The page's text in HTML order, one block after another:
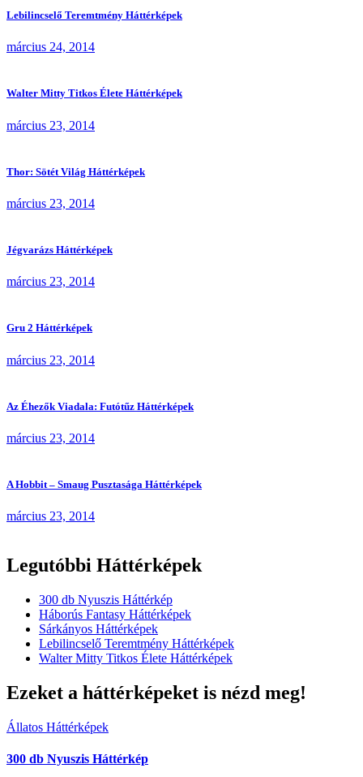
Lebilincselő Teremtmény Háttérképek
március 24, 2014
Walter Mitty Titkos Élete Háttérképek
március 23, 2014
Thor: Sötét Világ Háttérképek
március 23, 2014
Jégvarázs Háttérképek
március 23, 2014
Gru 2 Háttérképek
március 23, 2014
Az Éhezők Viadala: Futótűz Háttérképek
március 23, 2014
A Hobbit – Smaug Pusztasága Háttérképek
március 23, 2014
Legutóbbi Háttérképek
300 db Nyuszis Háttérkép
Háborús Fantasy Háttérképek
Sárkányos Háttérképek
Lebilincselő Teremtmény Háttérképek
Walter Mitty Titkos Élete Háttérképek
Ezeket a háttérképeket is nézd meg!
Állatos Háttérképek
300 db Nyuszis Háttérkép